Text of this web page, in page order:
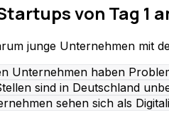
von Tag 1
junge Unternehmen mit
Unternehmen haben
sind in Deutschland
sehen sich als